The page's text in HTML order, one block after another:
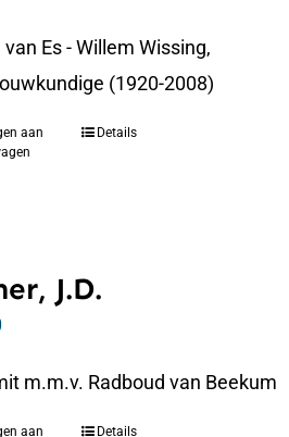
van Es - Willem Wissing,
(1920-2008)
aan
Details
J.D.
m.m.v. Radboud van Beekum
aan
Details